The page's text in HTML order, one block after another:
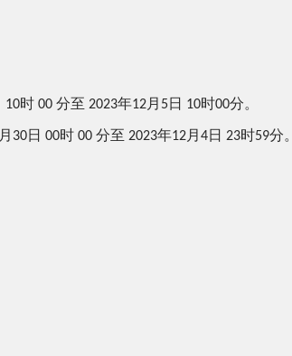
10时 00 分至 2023年12月 5日 10时00分。
月 30日 00时 00 分至 2023年12月 4日 23时59分。